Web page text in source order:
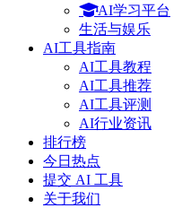
AI学习平台
生活与娱乐
AI工具指南
AI工具教程
AI工具推荐
AI工具评测
AI行业资讯
排行榜
今日热点
提交 AI 工具
关于我们